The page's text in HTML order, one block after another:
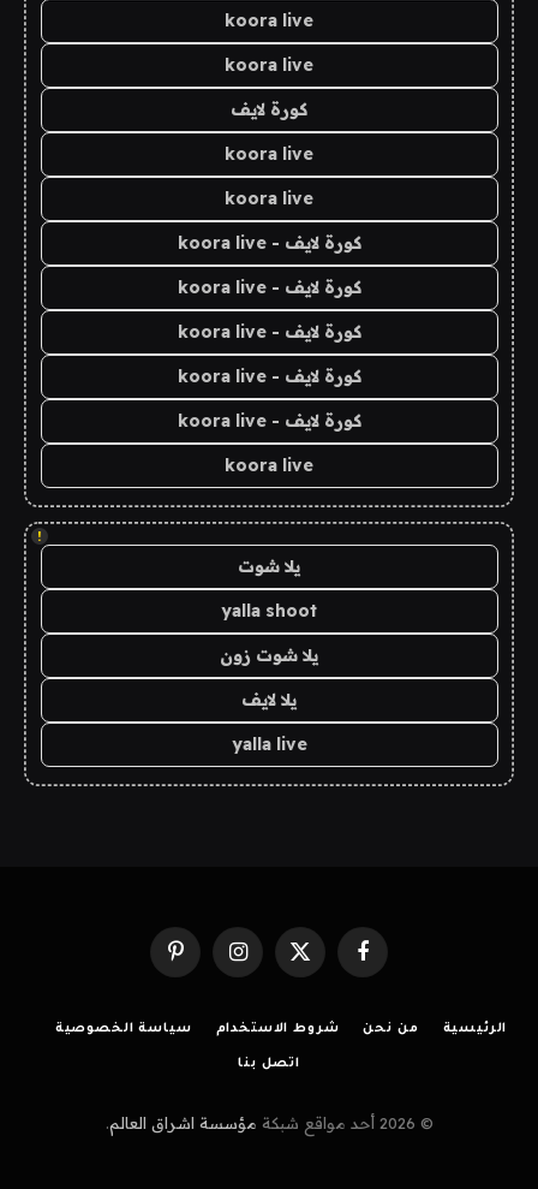
koora live
koora live
كورة لايف
koora live
koora live
كورة لايف - koora live
كورة لايف - koora live
كورة لايف - koora live
كورة لايف - koora live
كورة لايف - koora live
koora live
!
يلا شوت
yalla shoot
يلا شوت زون
يلا لايف
yalla live
فيسبوك X
(Twitter)
الانستغرامبينتيريست
الرئيسية من نحن شروط الاستخدام سياسة الخصوصية
اتصل بنا
© 2026 أحد مواقع شبكة مؤسسة اشراق العالم.